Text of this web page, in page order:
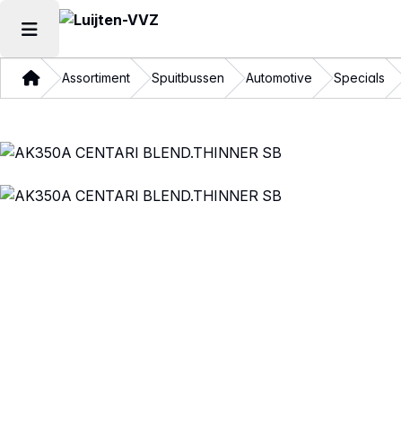
Hoofdmenu openen
ThuisAssortiment Spuitbussen Automotive Specials